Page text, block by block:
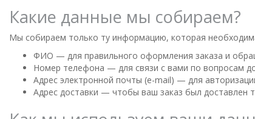
Какие данные мы собираем?
Мы собираем только ту информацию, которая
ФИО — для правильного оформления заказа и
Номер телефона — для связи с вами по вопросам
Адрес электронной почты (e-mail) — для
Адрес доставки — чтобы ваш заказ был доставлен